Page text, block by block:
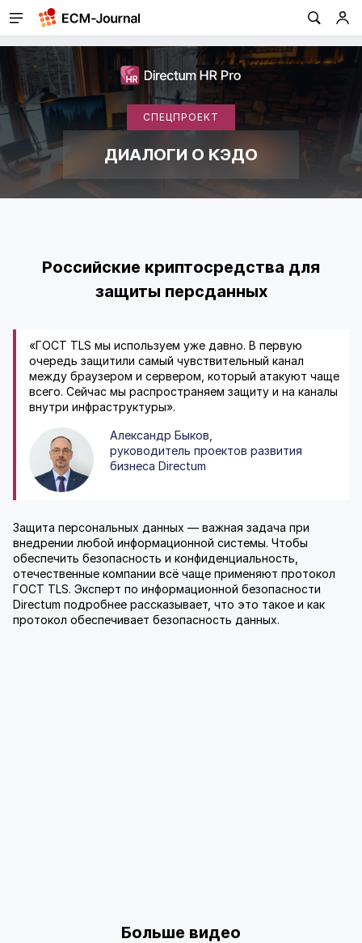
СПЕЦПРОЕКТ
ДИАЛОГИ О КЭДО
Российские криптосредства для
защиты персданных
«ГОСТ TLS мы используем уже давно. В первую
очередь защитили самый чувствительный канал
между браузером и сервером, который атакуют чаще
всего. Сейчас мы распространяем защиту и на каналы
внутри инфраструктуры».
Александр Быков,
руководитель проектов развития
бизнеса Directum
Защита персональных данных — важная задача при
внедрении любой информационной системы. Чтобы
обеспечить безопасность и конфиденциальность,
отечественные компании всё чаще применяют протокол
ГОСТ TLS. Эксперт по информационной безопасности
Directum подробнее рассказывает, что это такое и как
протокол обеспечивает безопасность данных.
Больше видео